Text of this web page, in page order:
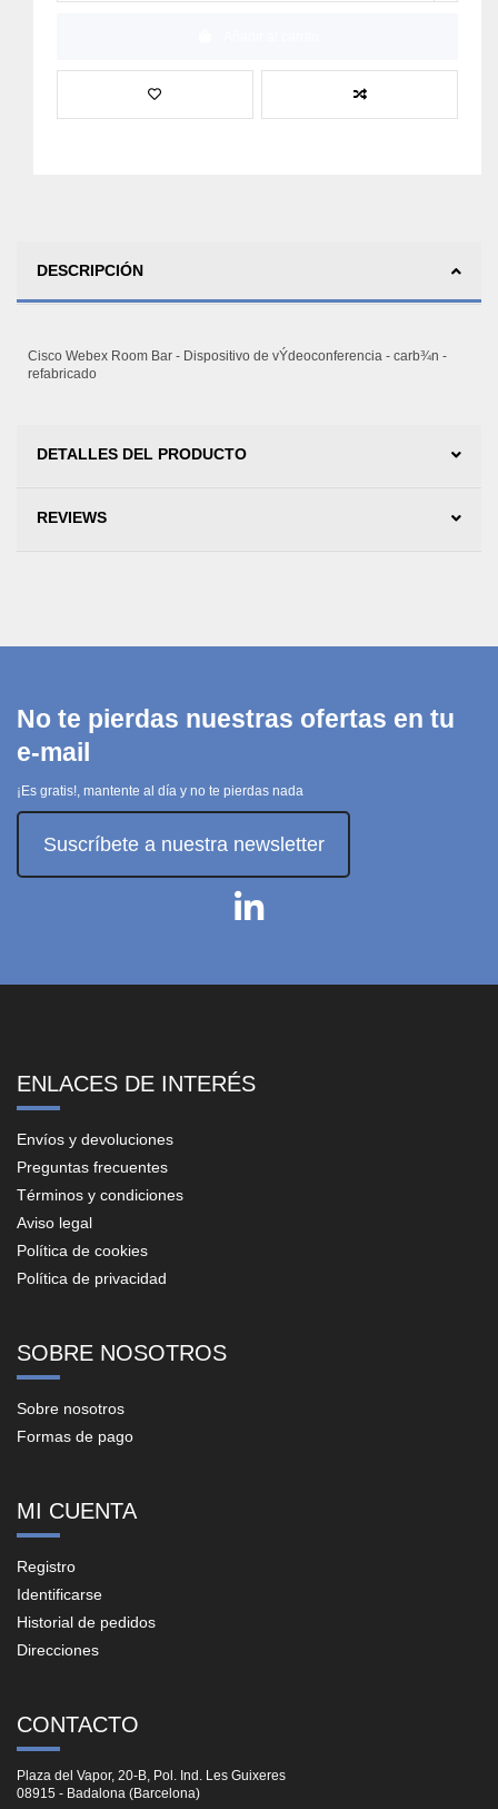
DESCRIPCIÓN
Cisco Webex Room Bar - Dispositivo de vÝdeoconferencia - carb¾n -
refabricado
DETALLES DEL PRODUCTO
REVIEWS
No te pierdas nuestras ofertas en tu
e-mail
¡Es gratis!, mantente al día y no te pierdas nada
Suscríbete a nuestra newsletter
ENLACES DE INTERÉS
Envíos y devoluciones
Preguntas frecuentes
Términos y condiciones
Aviso legal
Política de cookies
Política de privacidad
SOBRE NOSOTROS
Sobre nosotros
Formas de pago
MI CUENTA
Registro
Identificarse
Historial de pedidos
Direcciones
CONTACTO
Plaza del Vapor, 20-B, Pol. Ind. Les Guixeres
08915 - Badalona (Barcelona)